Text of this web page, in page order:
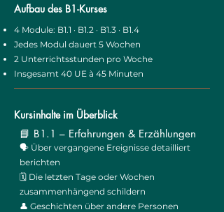
Aufbau des B1-Kurses
4 Module: B1.1 · B1.2 · B1.3 · B1.4
Jedes Modul dauert 5 Wochen
2 Unterrichtsstunden pro Woche
Insgesamt 40 UE à 45 Minuten
Kursinhalte im Überblick
📘 B1.1 – Erfahrungen & Erzählungen
🗣️ Über vergangene Ereignisse detailliert
berichten
🗓️ Die letzten Tage oder Wochen
zusammenhängend schildern
👤 Geschichten über andere Personen